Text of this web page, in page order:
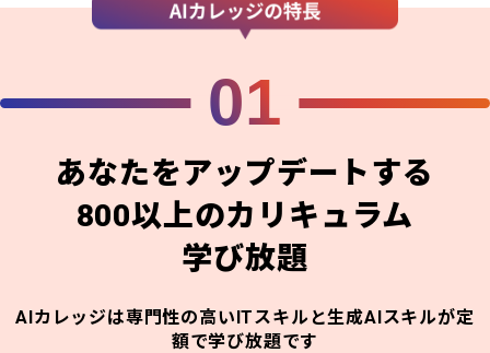
01
あなたをアップデートする
800以上のカリキュラム
学び放題
AIカレッジは専門性の高いITスキルと生成AIスキルが定
額で学び放題です